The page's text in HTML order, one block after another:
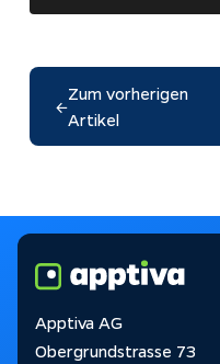
←
Zum vorherigen
Artikel
Apptiva AG
Obergrundstrasse 73